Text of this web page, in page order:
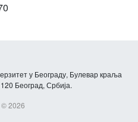
у Београду, Булевар краља
Београд, Србија.
2026